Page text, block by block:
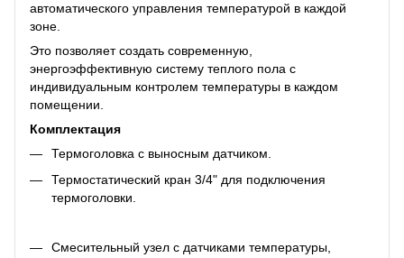
автоматического управления температурой в каждой
зоне.
Это позволяет создать современную,
энергоэффективную систему теплого пола с
индивидуальным контролем температуры в каждом
помещении.
Комплектация
Термоголовка с выносным датчиком.
Термостатический кран 3/4" для подключения
термоголовки.
Смесительный узел с датчиками температуры,